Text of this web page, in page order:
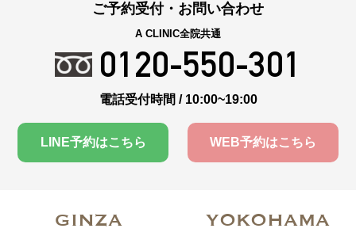
ご予約受付・お問い合わせ
A CLINIC全院共通
0120-550-301
電話受付時間 / 10:00~19:00
LINE予約はこちら WEB予約はこちら
GINZA YOKOHAMA